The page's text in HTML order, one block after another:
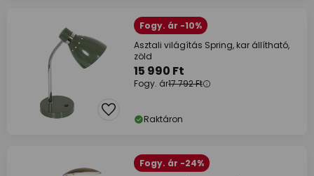
Fogy. ár -10%
Asztali világítás Spring, kar állítható,
zöld
15 990 Ft
Fogy. ár17 792 Ft
Raktáron
Fogy. ár -24%